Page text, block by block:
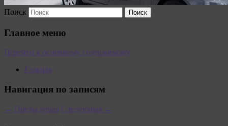
Поиск
Главное меню
Перейти к основному содержимому
Главная
Навигация по записям
← Предыдущая Следующая →